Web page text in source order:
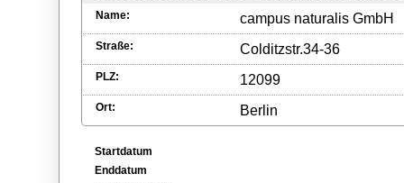
Name: campus naturalis GmbH
Straße: Colditzstr.34-36
PLZ: 12099
Ort: Berlin
Startdatum
Enddatum